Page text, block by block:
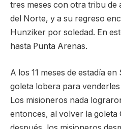
tres meses con otra tribu de
del Norte, y a su regreso
Hunziker por soledad. En
hasta Punta Arenas.
A los 11 meses de estadía
goleta lobera para
Los misioneros nada
entonces, al volver la goleta